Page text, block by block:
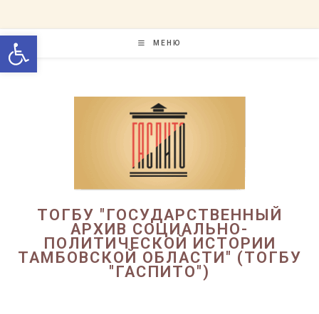
Открыть панель
содержимому
МЕНЮ
ТОГБУ "ГОСУДАРСТВЕННЫЙ
АРХИВ СОЦИАЛЬНО-
ПОЛИТИЧЕСКОЙ ИСТОРИИ
ТАМБОВСКОЙ ОБЛАСТИ" (ТОГБУ
"ГАСПИТО")